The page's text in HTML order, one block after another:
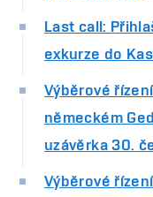
Last call:
exkurze do
Výběrové
německém
uzávěrka 30.
Výběrové